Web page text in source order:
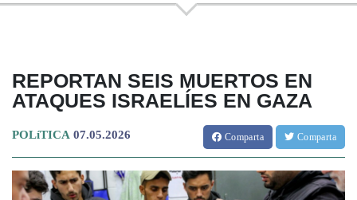
REPORTAN SEIS MUERTOS EN
ATAQUES ISRAELÍES EN GAZA
POLíTICA 07.05.2026 Comparta Comparta